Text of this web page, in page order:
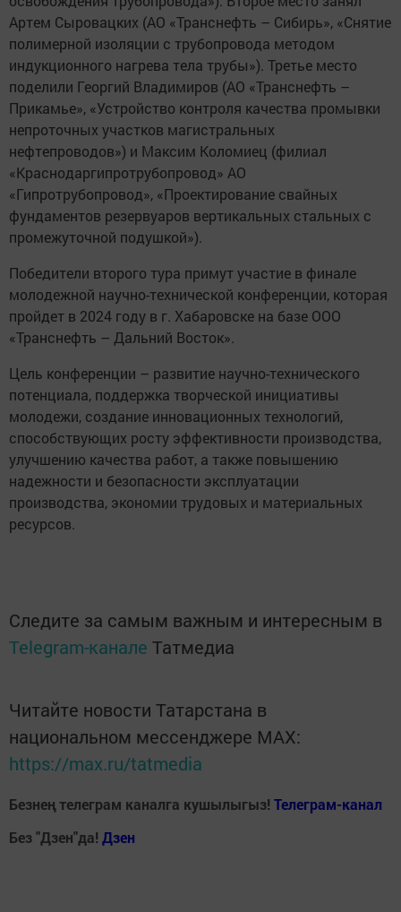
Артем Сыровацких (АО «Транснефть – Сибирь», «Снятие
полимерной изоляции с трубопровода методом
индукционного нагрева тела трубы»). Третье место
поделили Георгий Владимиров (АО «Транснефть –
Прикамье», «Устройство контроля качества промывки
непроточных участков магистральных
нефтепроводов») и Максим Коломиец (филиал
«Краснодаргипротрубопровод» АО
«Гипротрубопровод», «Проектирование свайных
фундаментов резервуаров вертикальных стальных с
промежуточной подушкой»).
Победители второго тура примут участие в финале
молодежной научно-технической конференции, которая
пройдет в 2024 году в г. Хабаровске на базе ООО
«Транснефть – Дальний Восток».
Цель конференции – развитие научно-технического
потенциала, поддержка творческой инициативы
молодежи, создание инновационных технологий,
способствующих росту эффективности производства,
улучшению качества работ, а также повышению
надежности и безопасности эксплуатации
производства, экономии трудовых и материальных
ресурсов.
Следите за самым важным и интересным в
Telegram-канале Татмедиа
Читайте новости Татарстана в
национальном мессенджере MАХ:
https://max.ru/tatmedia
Безнең телеграм каналга кушылыгыз! Телеграм-канал
Без "Дзен"да! Дзен